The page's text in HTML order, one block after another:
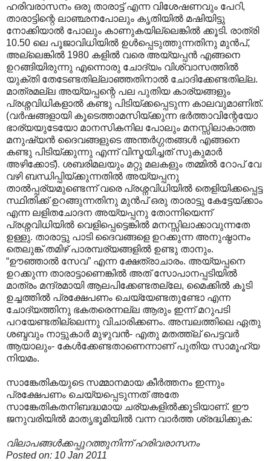
ഹരിവരാസനം ഒരു താരാട്ട് എന്ന വിശേഷണവും പേറി,
താരാട്ടിന്റെ ലാഞ്ഛനപോലും കൃതിയിൽ മഷിയിട്ടു
നോക്കിയാൽ പോലും കാണുകയില്ലെങ്കിൽ ക്കൂടി. രാത്രി
10.50 ലെ പൂജാവിധിയിൽ ഉൾപ്പെടുത്തുന്നതിനു മുൻപ്,
അല്ലെങ്കിൽ 1980 കളിൽ വരെ അയ്യപ്പൻ എങ്ങനെ
ഉറങ്ങിയിരുന്നു എന്നൊരു ചോദ്യം വിശ്വാസത്തിൽ
യുക്തി തേടേണ്ടതില്ലാഞ്ഞതിനാൽ ചോദിക്കേണ്ടതില്ല.
മാത്രമല്ല അയ്യപ്പന്റെ പല പുതിയ കാര്യങ്ങളും
പ്രശ്നവിധികളാൽ കണ്ടു പിടിയ്ക്കപ്പെടുന്ന കാലവുമാണിത്.
(വർഷങ്ങളായി കൂടെത്താമസിയ്ക്കുന്ന ഭർത്താവിന്റേയോ
ഭാര്യയുടേയോ മാനസികനില പോലും മനസ്സിലാകാത്ത
മനുഷ്യൻ ദൈവങ്ങളുടെ അന്തർഗ്ഗതങ്ങൾ എങ്ങനെ
കണ്ടു പിടിയ്ക്കുന്നു എന്ന് വിസ്മയിച്ചത് സുകുമാർ
അഴിക്കോട്). ശബരിമലയും മറ്റു മലകളും തമ്മിൽ റോപ് വേ
വഴി ബന്ധിപ്പിയ്ക്കുന്നതിൽ അയ്യപ്പനു
താൽ‌പ്പര്യമുണ്ടെന്ന് വരെ പ്രശ്നവിധിയിൽ തെളിയിക്കപ്പെട്ട
സ്ഥിതിക്ക് ഉറങ്ങുന്നതിനു മുൻപ് ഒരു താരാട്ടു കേട്ടേയ്ക്കാം
എന്ന ലളിതചോദന അയ്യപ്പനു തോന്നിയെന്ന്
പ്രശ്നവിധിയിൽ വെളിപ്പെട്ടെങ്കിൽ മനസ്സിലാക്കാവുന്നതേ
ഉള്ളു. താരാട്ടു പാടി ദൈവങ്ങളെ ഉറക്കുന്ന അനുഷ്ഠാനം
തെലുങ്ക് തമിഴ് പാരമ്പര്യങ്ങളിൽ ഉണ്ടു താനും.
“ഊഞ്ഞാൽ സേവ” എന്ന ക്ഷേത്രാചാരം. അയ്യപ്പനെ
ഉറക്കുന്ന താരാട്ടാണെങ്കിൽ അത് സോപാനപ്പടിയിൽ
മാത്രം മന്ദ്രമായി ആലപിക്കേണ്ടതല്ലേ, മൈക്കിൽ കൂടി
ഉച്ചത്തിൽ പ്രക്ഷേപണം ചെയ്യേണ്ടതുണ്ടോ എന്ന
ചോദ്യത്തിനു ഭകതരെന്നല്ല ആരും ഇന്ന് മറുപടി
പറയേണ്ടതില്ലെന്നു വിചാരിക്കണം. അമ്പലത്തിലെ ഏതു
ശബ്ദവും നാട്ടുകാർ മുഴുവൻ- എതു മതത്ത്ല് പെട്ടവർ
ആയാലും- കേൾക്കേണ്ടതാണെന്നാണ് പുതിയ സാമൂഹ്യ
നിയമം.
സാങ്കേതികയുടെ സമ്മാനമായ കീർത്തനം ഇന്നും
പ്രക്ഷേപണം ചെയ്യപ്പെടുന്നത് അതേ
സാങ്കേതികതനിബദ്ധമായ ചര്യകളിൽക്കൂടിയാണ്. ഈ
ജനുവരിയിൽ മാതൃഭൂമിയിൽ വന്ന വാർത്ത ശ്രദ്ധിക്കുക:
വിലാപങ്ങള്‍ക്കപ്പുറത്തുനിന്ന് ഹരിവരാസനം
Posted on: 10 Jan 2011